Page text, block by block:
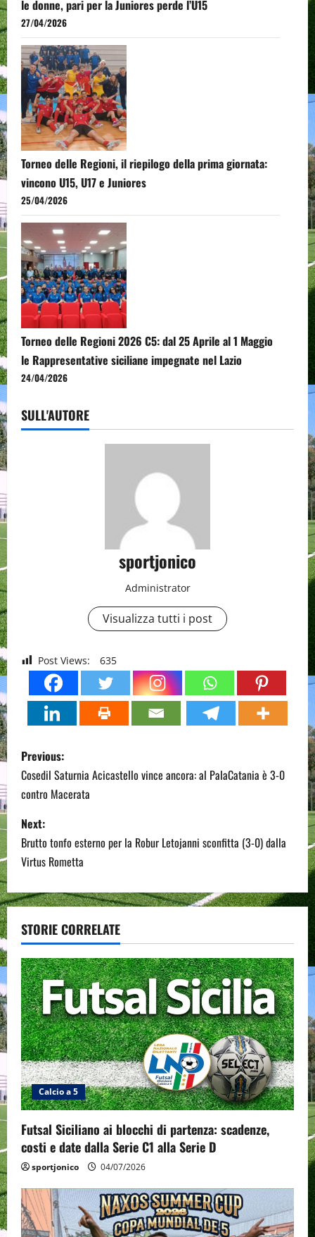
le donne, pari per la Juniores perde l’U15
27/04/2026
Torneo delle Regioni, il riepilogo della prima giornata:
vincono U15, U17 e Juniores
25/04/2026
Torneo delle Regioni 2026 C5: dal 25 Aprile al 1 Maggio
le Rappresentative siciliane impegnate nel Lazio
24/04/2026
SULL'AUTORE
sportjonico
Administrator
Visualizza tutti i post
Post Views: 635
P
o
s
t
n
a
v
i
g
a
t
i
o
n
Previous:
Cosedil Saturnia Acicastello vince ancora: al PalaCatania è 3-0
contro Macerata
Next:
Brutto tonfo esterno per la Robur Letojanni sconfitta (3-0) dalla
Virtus Rometta
STORIE CORRELATE
Calcio a 5
Futsal Siciliano ai blocchi di partenza: scadenze,
costi e date dalla Serie C1 alla Serie D
sportjonico 04/07/2026